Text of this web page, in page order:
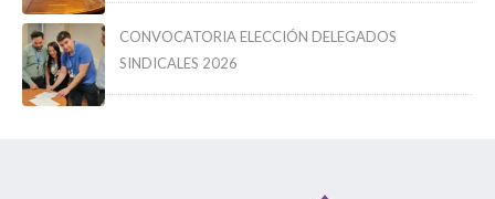
CONVOCATORIA ELECCIÓN DELEGADOS
SINDICALES 2026